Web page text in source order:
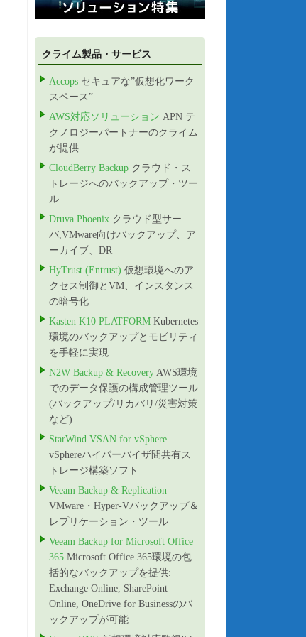
クライム製品・サービス
Accops セキュアな”仮想化ワーク
スペース”
AWS対応ソリューション APN テ
クノロジーパートナーのクライム
が提供
CloudBerry Backup クラウド・ス
トレージへのバックアップ・ツー
ル
Druva Phoenix クラウド型サー
バ,VMware向けバックアップ、ア
ーカイブ、DR
HyTrust (Entrust) 仮想環境へのア
クセス制御とVM、インスタンス
の暗号化
Kasten K10 PLATFORM Kubernetes
環境のバックアップとモビリティ
を手軽に実現
N2W Backup & Recovery AWS環境
でのデータ保護の構成管理ツール
(バックアップ/リカバリ/災害対策
など)
StarWind VSAN for vSphere
vSphereハイパーバイザ間共有ス
トレージ構築ソフト
Veeam Backup & Replication
VMware・Hyper-Vバックアップ＆
レプリケーション・ツール
Veeam Backup for Microsoft Office
365 Microsoft Office 365環境の包
括的なバックアップを提供:
Exchange Online, SharePoint
Online, OneDrive for Businessのバ
ックアップが可能